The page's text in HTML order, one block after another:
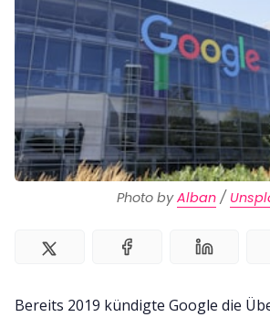
Photo by Alban /
Bereits 2019 kündigte Google die